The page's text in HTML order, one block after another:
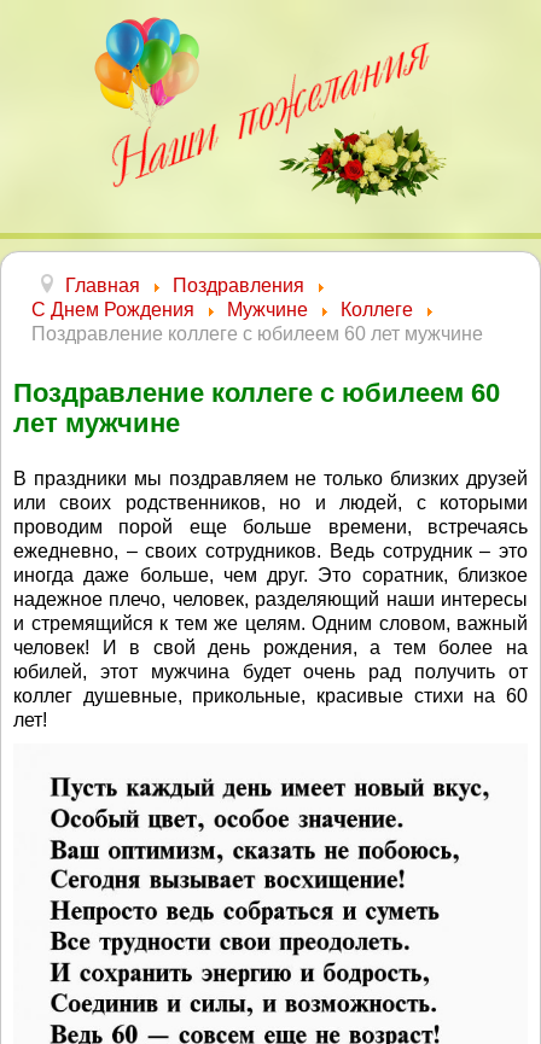
Главная
Поздравления
С Днем Рождения
Мужчине
Коллеге
Поздравление коллеге с юбилеем 60 лет мужчине
Поздравление коллеге с юбилеем 60
лет мужчине
В праздники мы поздравляем не только близких друзей
или своих родственников, но и людей, с которыми
проводим порой еще больше времени, встречаясь
ежедневно, – своих сотрудников. Ведь сотрудник – это
иногда даже больше, чем друг. Это соратник, близкое
надежное плечо, человек, разделяющий наши интересы
и стремящийся к тем же целям. Одним словом, важный
человек! И в свой день рождения, а тем более на
юбилей, этот мужчина будет очень рад получить от
коллег душевные, прикольные, красивые стихи на 60
лет!